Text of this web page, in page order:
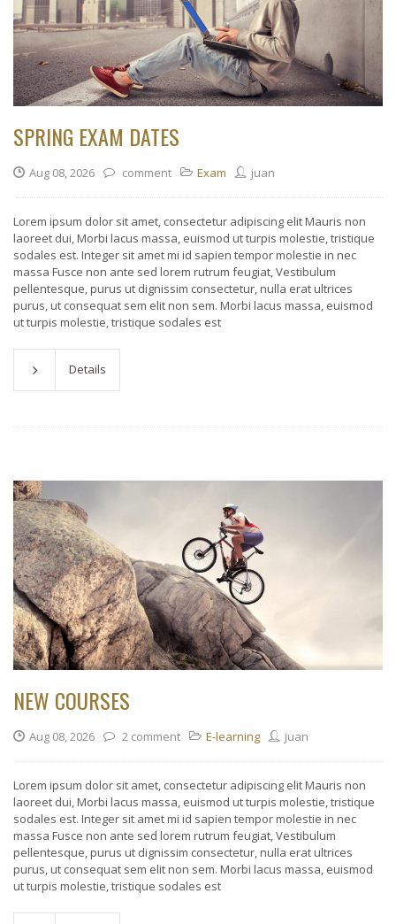
SPRING EXAM DATES
Aug 08, 2026 comment Exam juan
Lorem ipsum dolor sit amet, consectetur adipiscing elit Mauris non
laoreet dui, Morbi lacus massa, euismod ut turpis molestie, tristique
sodales est. Integer sit amet mi id sapien tempor molestie in nec
massa Fusce non ante sed lorem rutrum feugiat, Vestibulum
pellentesque, purus ut dignissim consectetur, nulla erat ultrices
purus, ut consequat sem elit non sem. Morbi lacus massa, euismod
ut turpis molestie, tristique sodales est
Details
NEW COURSES
Aug 08, 2026 2 comment E-learning juan
Lorem ipsum dolor sit amet, consectetur adipiscing elit Mauris non
laoreet dui, Morbi lacus massa, euismod ut turpis molestie, tristique
sodales est. Integer sit amet mi id sapien tempor molestie in nec
massa Fusce non ante sed lorem rutrum feugiat, Vestibulum
pellentesque, purus ut dignissim consectetur, nulla erat ultrices
purus, ut consequat sem elit non sem. Morbi lacus massa, euismod
ut turpis molestie, tristique sodales est